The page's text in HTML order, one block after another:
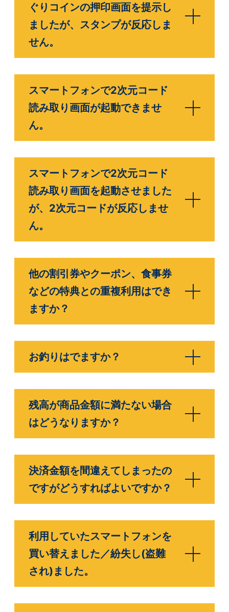
ぐりコインの押印画面を提示し
ましたが、スタンプが反応しま
せん。
スマートフォンで2次元コード
読み取り画面が起動できませ
ん。
スマートフォンで2次元コード
読み取り画面を起動させました
が、2次元コードが反応しませ
ん。
他の割引券やクーポン、食事券
などの特典との重複利用はでき
ますか？
お釣りはでますか？
残高が商品金額に満たない場合
はどうなりますか？
決済金額を間違えてしまったの
ですがどうすればよいですか？
利用していたスマートフォンを
買い替えました／紛失し(盗難
され)ました。